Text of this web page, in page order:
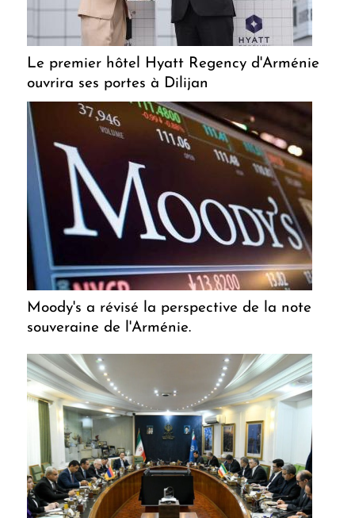
Le premier hôtel Hyatt Regency d'Arménie
ouvrira ses portes à Dilijan
Moody's a révisé la perspective de la note
souveraine de l'Arménie.